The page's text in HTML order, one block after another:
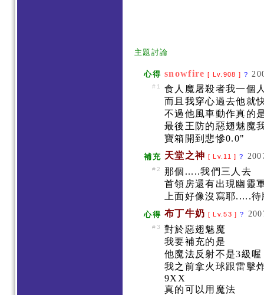
主題討論
心得 snowfire [ Lv.908 ] ?
#1
食人魔屠殺者我一個
而且我穿心過去他就
不過他風車動作真的
最後王防的惡翅魅魔
寶箱開到悲慘0.0"
補充 天堂之神 [ Lv.11 ]?
#2
那個.....我們三人去
首領房還有出現幽靈
上面好像沒寫耶.....
心得 布丁牛奶 [ Lv.53 ]?
#3
對於惡翅魅魔
我要補充的是
他魔法反射不是3級
我之前拿火球跟雷擊
9XX
真的可以用魔法